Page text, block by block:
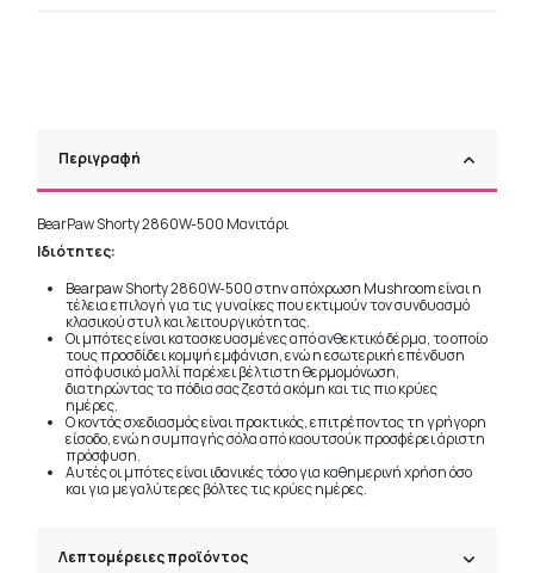
Περιγραφή
BearPaw Shorty 2860W-500 Μανιτάρι
Ιδιότητες:
Bearpaw Shorty 2860W-500 στην απόχρωση Mushroom είναι η
τέλεια επιλογή για τις γυναίκες που εκτιμούν τον συνδυασμό
κλασικού στυλ και λειτουργικότητας.
Οι μπότες είναι κατασκευασμένες από ανθεκτικό δέρμα, το οποίο
τους προσδίδει κομψή εμφάνιση, ενώ η εσωτερική επένδυση
από φυσικό μαλλί παρέχει βέλτιστη θερμομόνωση,
διατηρώντας τα πόδια σας ζεστά ακόμη και τις πιο κρύες
ημέρες.
Ο κοντός σχεδιασμός είναι πρακτικός, επιτρέποντας τη γρήγορη
είσοδο, ενώ η συμπαγής σόλα από καουτσούκ προσφέρει άριστη
πρόσφυση.
Αυτές οι μπότες είναι ιδανικές τόσο για καθημερινή χρήση όσο
και για μεγαλύτερες βόλτες τις κρύες ημέρες.
Λεπτομέρειες προϊόντος